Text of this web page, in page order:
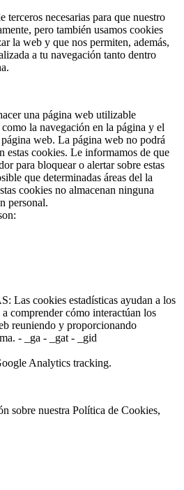
terceros necesarias para que nuestro
pero también usamos cookies
la web y que nos permiten, además,
a tu navegación tanto dentro
una página web utilizable
la navegación en la página y el
página web. La página web no podrá
estas cookies. Le informamos de que
para bloquear o alertar sobre estas
que determinadas áreas del la
cookies no almacenan ninguna
personal.
Las cookies estadísticas ayudan a los
comprender cómo interactúan los
reuniendo y proporcionando
- _ga - _gat - _gid
Analytics tracking.
sobre nuestra Política de Cookies,